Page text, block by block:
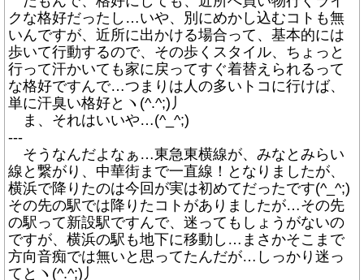
クな格好だったし…いや、別にめかし込むコトも無
いんですが、近所に出かける場合って、基本的には
歩いて行動するので、その歩くスタイル、ちょっと
行って汗かいても家に戻ってすぐ着替えられるって
な格好ですんで…つまりは人の多いトコに行けば、
単に汗臭い格好とヽ(^.^;)丿
ま、それはいいや…(^_^;)
---
そうなんだよなぁ…東急東横線が、みなとみらい
線と繋がり、中華街まで一直線！となりましたが、
横浜で降りたのは今回が実は初めてだったです(^_^;)
その先の駅では降りたコトがありましたが…その先
の駅って新設駅ですんで、迷ってもしょうがないの
ですが、横浜の駅も地下に移動し…まさかそこまで
方向音痴では無いと思ってたんだが…しっかり迷っ
てとヽ(^.^;)丿